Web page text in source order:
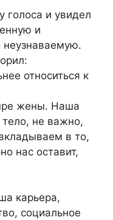
голоса и увидел
и
относиться к
жены. Наша
не важно,
в то,
нас оставит,
карьера,
социальное